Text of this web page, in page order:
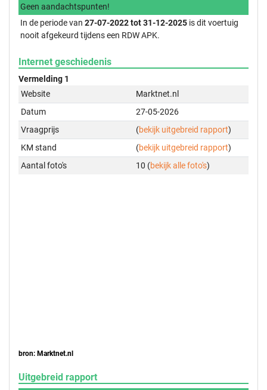
Geen aandachtspunten!
In de periode van 27-07-2022 tot 31-12-2025 is dit voertuig
nooit afgekeurd tijdens een RDW APK.
Internet geschiedenis
Vermelding 1
Website
Marktnet.nl
Datum
27-05-2026
Vraagprijs
(bekijk uitgebreid rapport)
KM stand
(bekijk uitgebreid rapport)
Aantal foto's
10 (bekijk alle foto's)
bron: Marktnet.nl
Uitgebreid rapport